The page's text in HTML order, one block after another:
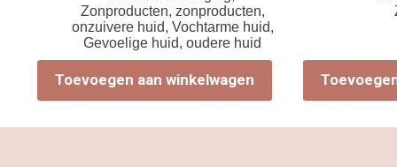
Zonproducten, zonproducten,
onzuivere huid, Vochtarme huid,
Gevoelige huid,oudere huid
Toevoegen aan winkelwagen